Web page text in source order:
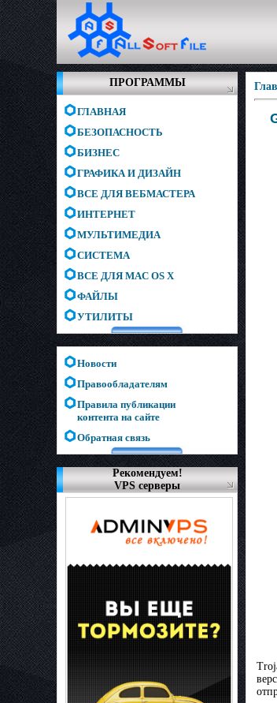
ПРОГРАММЫ
ГЛАВНАЯ
БЕЗОПАСНОСТЬ
БИЗНЕС
ГРАФИКА И ДИЗАЙН
ВСЕ ДЛЯ ВЕБМАСТЕРА
ИНТЕРНЕТ
МУЛЬТИМЕДИА
СИСТЕМА
ВСЕ ДЛЯ MAC OS X
ФАЙЛЫ
УТИЛИТЫ
Новости
Правообладателям
Правила публикации
контента на сайте
Обратная связь
Рекомендуем!
VPS серверы